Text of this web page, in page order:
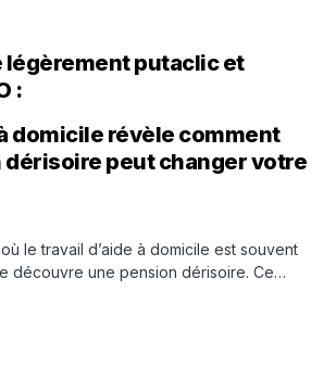
légèrement putaclic et
:
domicile révèle comment
dérisoire peut changer votre
le travail d’aide à domicile est souvent
découvre une pension dérisoire. Ce…